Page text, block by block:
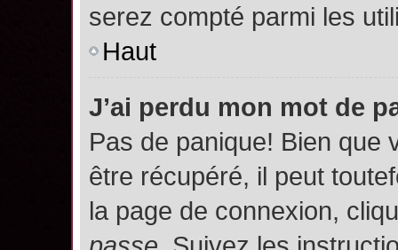
serez compté parmi les
Haut
J’ai perdu mon mot de
Pas de panique! Bien que
être récupéré, il peut
la page de connexion,